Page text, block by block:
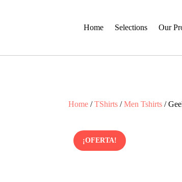
Home Selections Our
Home /TShirts /Men Tshirts /
¡OFERTA!